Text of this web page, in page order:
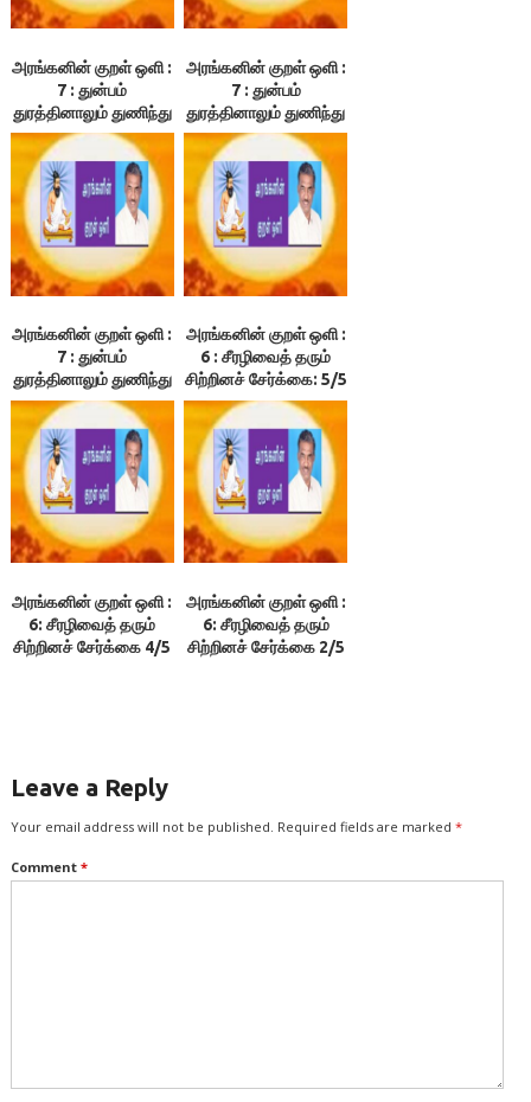
அரங்கனின் குறள் ஒளி :
7 : துன்பம்
துரத்தினாலும் துணிந்து
நில்! 4/4
அரங்கனின் குறள் ஒளி :
7 : துன்பம்
துரத்தினாலும் துணிந்து
நில்! 2/4
அரங்கனின் குறள் ஒளி :
7 : துன்பம்
துரத்தினாலும் துணிந்து
நில்! 1/4
அரங்கனின் குறள் ஒளி :
6 : சீரழிவைத் தரும்
சிற்றினச் சேர்க்கை: 5/5
அரங்கனின் குறள் ஒளி :
6: சீரழிவைத் தரும்
சிற்றினச் சேர்க்கை 4/5
அரங்கனின் குறள் ஒளி :
6: சீரழிவைத் தரும்
சிற்றினச் சேர்க்கை 2/5
Leave a Reply
Your email address will not be published. Required fields are marked *
Comment *